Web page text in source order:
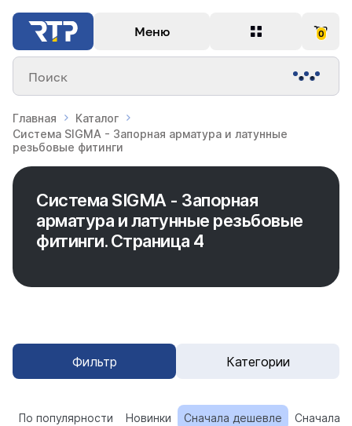
Меню 0
Поиск
Главная
Каталог
Система SIGMA - Запорная арматура и латунные
резьбовые фитинги
Система SIGMA - Запорная
арматура и латунные резьбовые
фитинги. Страница 4
Фильтр Категории
По популярности Новинки Сначала дешевле Сначала